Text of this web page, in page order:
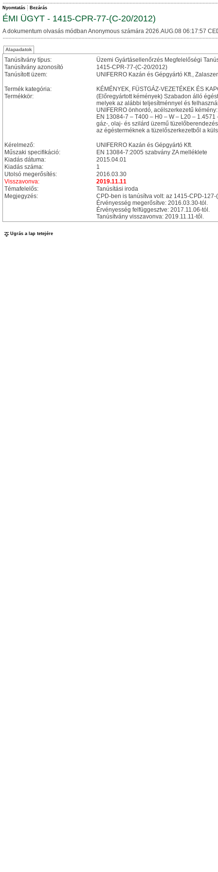
Nyomtatás Bezárás
ÉMI ÜGYT - 1415-CPR-77-(C-20/2012)
A dokumentum olvasás módban Anonymous számára 2026.AUG.08 06:17:57
Alapadatok
Tanúsítvány típus:
Üzemi Gyártásellenőrzés Megfelelőségi
Tanúsítvány azonosító
1415-CPR-77-(C-20/2012)
Tanúsított üzem:
UNIFERRO Kazán és Gépgyártó Kft.,
Termék kategória:
KÉMÉNYEK, FÜSTGÁZ-VEZETÉKEK ÉS
Termékkör:
(Előregyártott kémények) Szabadon álló
melyek az alábbi teljesítménnyel és
UNIFERRO önhordó, acélszerkezetű kémény:
EN 13084-7 – T400 – H0 – W – L20 – 1.4571
gáz-, olaj- és szilárd üzemű
az égésterméknek a tüzelőszerkezetből a
Kérelmező:
UNIFERRO Kazán és Gépgyártó Kft.
Műszaki specifikáció:
EN 13084-7:2005 szabvány ZA melléklete
Kiadás dátuma:
2015.04.01
Kiadás száma:
1
Utolsó megerősítés:
2016.03.30
Visszavonva:
2019.11.11
Témafelelős:
Tanúsítási iroda
Megjegyzés:
CPD-ben is tanúsítva volt: az 1415-CPD-
Érvényesség megerősítve: 2016.03.30-tól.
Érvényesség felfüggesztve: 2017.11.06-tól.
Tanúsítvány visszavonva: 2019.11.11-től.
Ugrás a lap tetejére